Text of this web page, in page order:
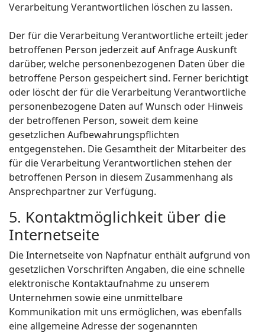
Verarbeitung Verantwortlichen löschen zu lassen.
Der für die Verarbeitung Verantwortliche erteilt jeder
betroffenen Person jederzeit auf Anfrage Auskunft
darüber, welche personenbezogenen Daten über die
betroffene Person gespeichert sind. Ferner berichtigt
oder löscht der für die Verarbeitung Verantwortliche
personenbezogene Daten auf Wunsch oder Hinweis
der betroffenen Person, soweit dem keine
gesetzlichen Aufbewahrungspflichten
entgegenstehen. Die Gesamtheit der Mitarbeiter des
für die Verarbeitung Verantwortlichen stehen der
betroffenen Person in diesem Zusammenhang als
Ansprechpartner zur Verfügung.
5. Kontaktmöglichkeit über die
Internetseite
Die Internetseite von Napfnatur enthält aufgrund von
gesetzlichen Vorschriften Angaben, die eine schnelle
elektronische Kontaktaufnahme zu unserem
Unternehmen sowie eine unmittelbare
Kommunikation mit uns ermöglichen, was ebenfalls
eine allgemeine Adresse der sogenannten